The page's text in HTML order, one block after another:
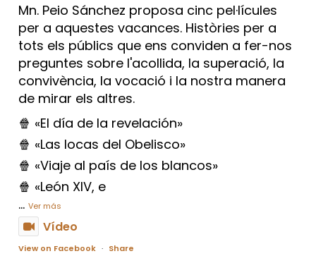
Mn. Peio Sánchez proposa cinc pel·lícules
per a aquestes vacances. Històries per a
tots els públics que ens conviden a fer-nos
preguntes sobre l'acollida, la superació, la
convivència, la vocació i la nostra manera
de mirar els altres.
🍿 «El día de la revelación»
🍿 «Las locas del Obelisco»
🍿 «Viaje al país de los blancos»
🍿 «León XIV, e
... Ver más
Vídeo
View on Facebook · Share